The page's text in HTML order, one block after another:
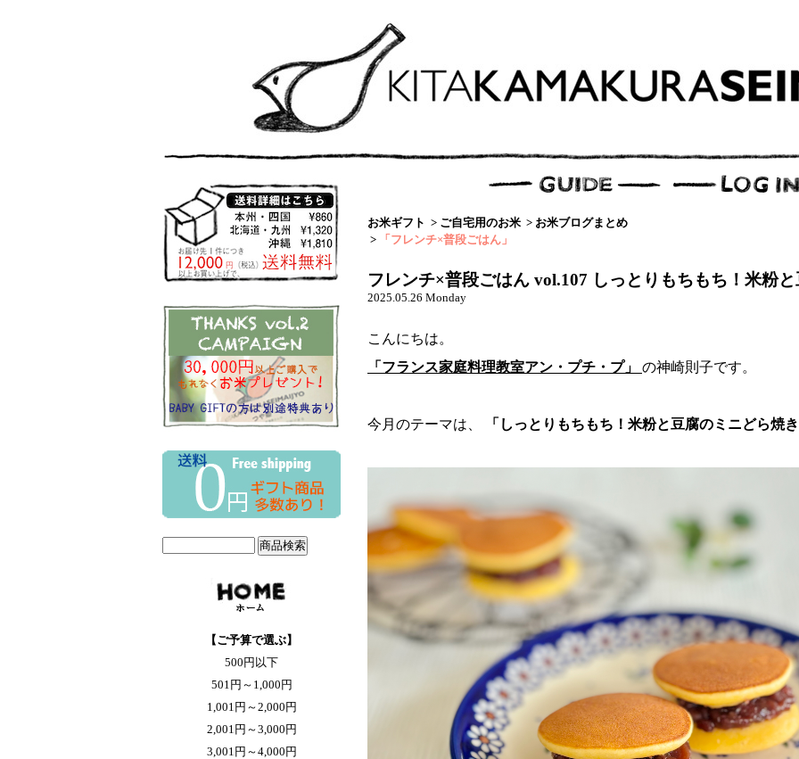
【ご予算で選ぶ】
500円以下
501円～1,000円
1,001円～2,000円
2,001円～3,000円
3,001円～4,000円
お米ギフト > ご自宅用のお米 > お米ブログまとめ
>
「フレンチ×普段ごはん」
フレンチ×普段ごはん vol.107 しっとりもちもち！米粉
2025.05.26 Monday
こんにちは。
「フランス家庭料理教室アン・プチ・プ」 の神崎則子です。
今月のテーマは、 「しっとりもちもち！米粉と豆腐のミニどら焼